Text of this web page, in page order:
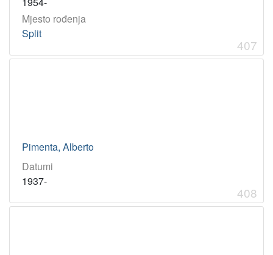
Mjesto rođenja
Split
407
Pimenta, Alberto
Datumi
1937-
408